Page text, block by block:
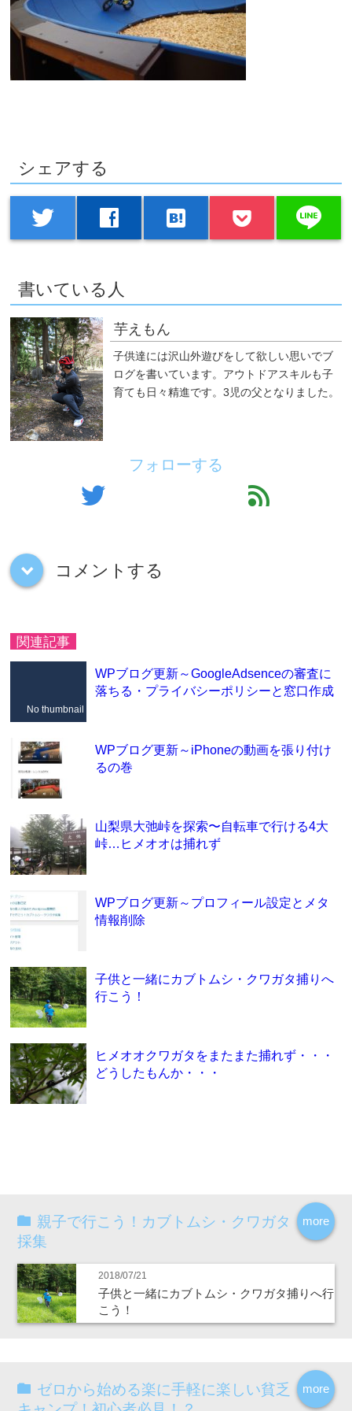
シェアする
twitter facebook hatenabookmark line
書いている人
芋えもん
子供達には沢山外遊びをして欲しい思いでブ
ログを書いています。アウトドアスキルも子
育ても日々精進です。3児の父となりました。
フォローする
twitter feed
down コメントする
関連記事
No thumbnail
WPブログ更新～GoogleAdsenceの審査に
落ちる・プライバシーポリシーと窓口作成
WPブログ更新～iPhoneの動画を張り付け
るの巻
山梨県大弛峠を探索〜自転車で行ける4大
峠…ヒメオオは捕れず
WPブログ更新～プロフィール設定とメタ
情報削除
子供と一緒にカブトムシ・クワガタ捕りへ
行こう！
ヒメオオクワガタをまたまた捕れず・・・
どうしたもんか・・・
more
親子で行こう！カブトムシ・クワガタ
採集
2018/07/21
子供と一緒にカブトムシ・クワガタ捕りへ行
こう！
more
ゼロから始める楽に手軽に楽しい貧乏